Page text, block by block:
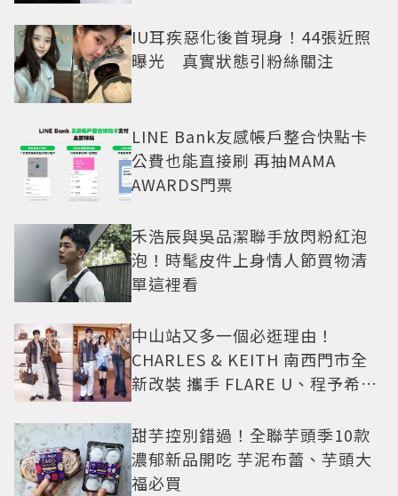
IU耳疾惡化後首現身！44張近照
曝光 真實狀態引粉絲關注
LINE Bank友感帳戶整合快點卡
公費也能直接刷 再抽MAMA
AWARDS門票
禾浩辰與吳品潔聯手放閃粉紅泡
泡！時髦皮件上身情人節買物清
單這裡看
中山站又多一個必逛理由！
CHARLES & KEITH 南西門市全
新改裝 攜手 FLARE U、程予希演
甜芋控別錯過！全聯芋頭季10款
濃郁新品開吃 芋泥布蕾、芋頭大
福必買